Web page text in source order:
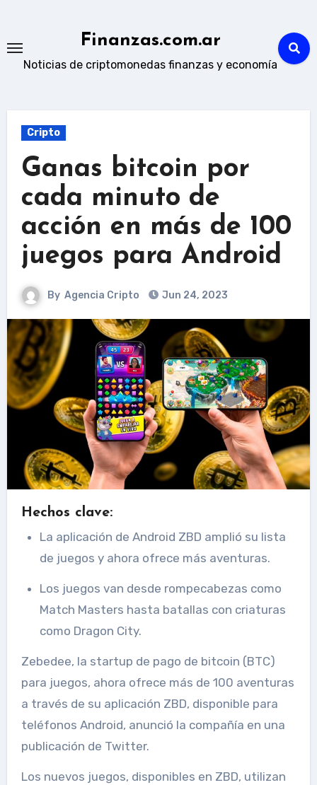
content
Finanzas.com.ar
Noticias de criptomonedas finanzas y economía
Cripto
Ganas bitcoin por
cada minuto de
acción en más de 100
juegos para Android
By Agencia Cripto Jun 24, 2023
Hechos clave:
La aplicación de Android ZBD amplió su lista
de juegos y ahora ofrece más aventuras.
Los juegos van desde rompecabezas como
Match Masters hasta batallas con criaturas
como Dragon City.
Zebedee, la startup de pago de bitcoin (BTC)
para juegos, ahora ofrece más de 100 aventuras
a través de su aplicación ZBD, disponible para
teléfonos Android, anunció la compañía en una
publicación de Twitter.
Los nuevos juegos, disponibles en ZBD, utilizan